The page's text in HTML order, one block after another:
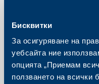
Бисквитки
За осигуряване на
уебсайта ние
опцията „Приемам
ползването на всички
(България) ЕАД, че не
без да дължат
със закриването.
специалните ни
сайта на банката